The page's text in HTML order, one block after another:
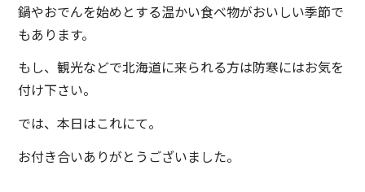
鍋やおでんを始めとする温かい食べ物がおいしい季節で
もあります。
もし、観光などで北海道に来られる方は防寒にはお気を
付け下さい。
では、本日はこれにて。
お付き合いありがとうございました。